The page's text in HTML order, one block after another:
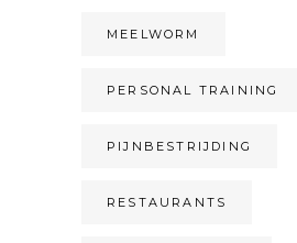
MEELWORM
PERSONAL TRAINING
PIJNBESTRIJDING
RESTAURANTS